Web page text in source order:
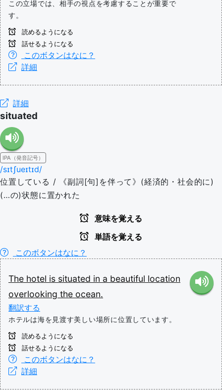
この立場では、相手の視点を考慮することが重要で
す。
読めるようになる
話せるようになる
このボタンはなに？
詳細
詳細
situated
IPA（発音記号）
/sɪtʃueɪtɪd/
位置している / 《副詞[句]を伴って》(経済的・社会的に)
(…の)状態に置かれた
意味を覚える
単語を覚える
このボタンはなに？
The hotel is situated in a beautiful location
overlooking the ocean.
翻訳する
ホテルは海を見渡す美しい場所に位置しています。
読めるようになる
話せるようになる
このボタンはなに？
詳細